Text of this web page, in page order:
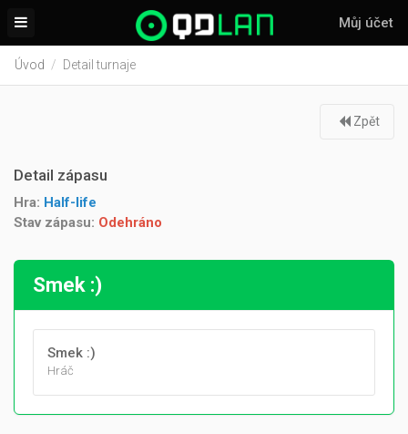
Můj účet
Úvod Detail turnaje
Zpět
Detail zápasu
Hra: Half-life
Stav zápasu: Odehráno
Smek :)
Smek :)
Hráč